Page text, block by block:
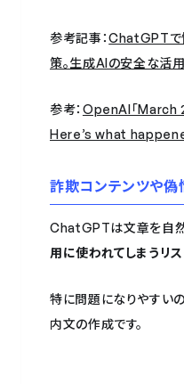
参考記事：ChatGPTで
策。生成AIの安全な活
参考： OpenAI「
Here’s what
詐欺コンテンツや偽
ChatGPTは文章を自然
用に使われてしまうリ
特に問題になりやすい
内文の作成です。